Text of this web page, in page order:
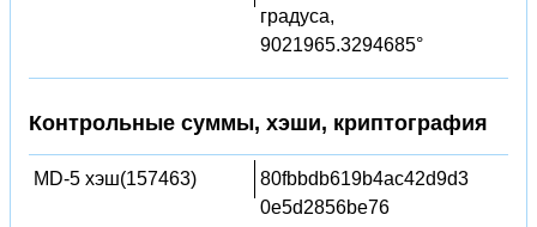
градуса,
9021965.3294685°
Контрольные суммы, хэши, криптография
MD-5 хэш(157463)
80fbbdb619b4ac42d9d3
0e5d2856be76